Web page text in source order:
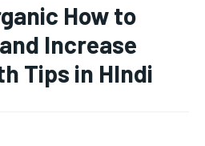
How to
Increase
Tips in HIndi